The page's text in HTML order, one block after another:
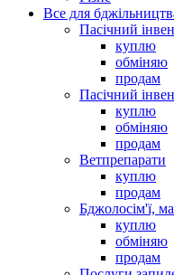
Все для
Пасічний
куплю
обміняю
продам
Пасічний
куплю
обміняю
продам
Ветпрепарати
куплю
продам
Бджолосім'ї,
куплю
обміняю
продам